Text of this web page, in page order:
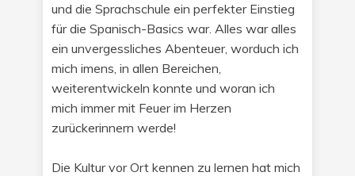
und die Sprachschule ein perfekter Einstieg
für die Spanisch-Basics war. Alles war alles
ein unvergessliches Abenteuer, worduch ich
mich imens, in allen Bereichen,
weiterentwickeln konnte und woran ich
mich immer mit Feuer im Herzen
zurückerinnern werde!
Die Kultur vor Ort kennen zu lernen hat mich